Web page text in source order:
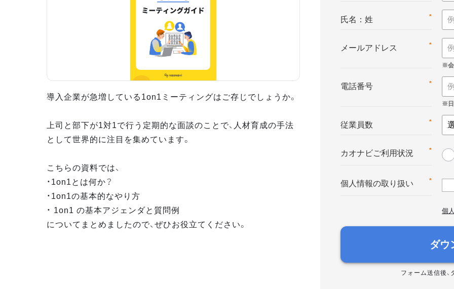
導入企業が急増している1on1ミーティングはご存じでしょうか。
上司と部下が1対1で行う定期的な面談のことで、人材育成の手法
として世界的に注目を集めています。
こちらの資料では、
・1on1とは何か？
・1on1の基本的なやり方
・ 1on1 の基本アジェンダと質問例
についてまとめましたので、ぜひお役立てください。
*
氏名：姓
*
メールアドレス
*
電話番号
*
従業員数
*
カオナビご利用状況
*
個人情報の取り扱い
個
ダウ
フォーム送信後